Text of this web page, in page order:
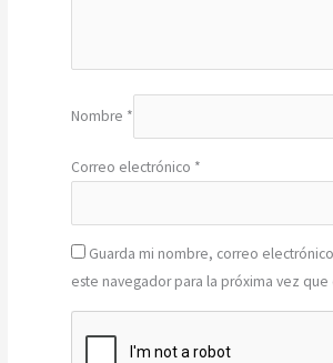
Nombre *
Correo electrónico *
Guarda mi nombre, correo
este navegador para la próxima vez que